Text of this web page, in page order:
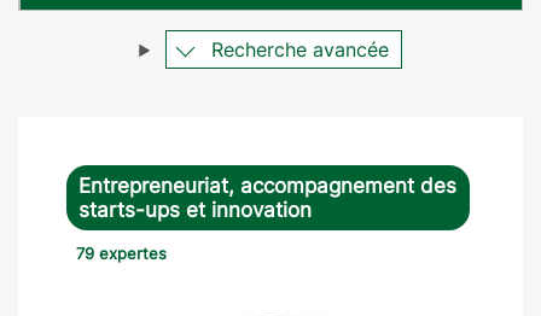
e
Recherche avancée
Entrepreneuriat, accompagnement des
starts-ups et innovation
79 expertes